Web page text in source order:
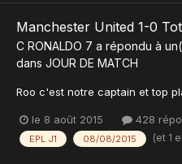
Manchester United 1-0
C RONALDO 7 a répondu à
dans JOUR DE MATCH
Roo c'est notre captain et top
le 8 août 2015 428
EPL J1 08/08/2015 (et 1